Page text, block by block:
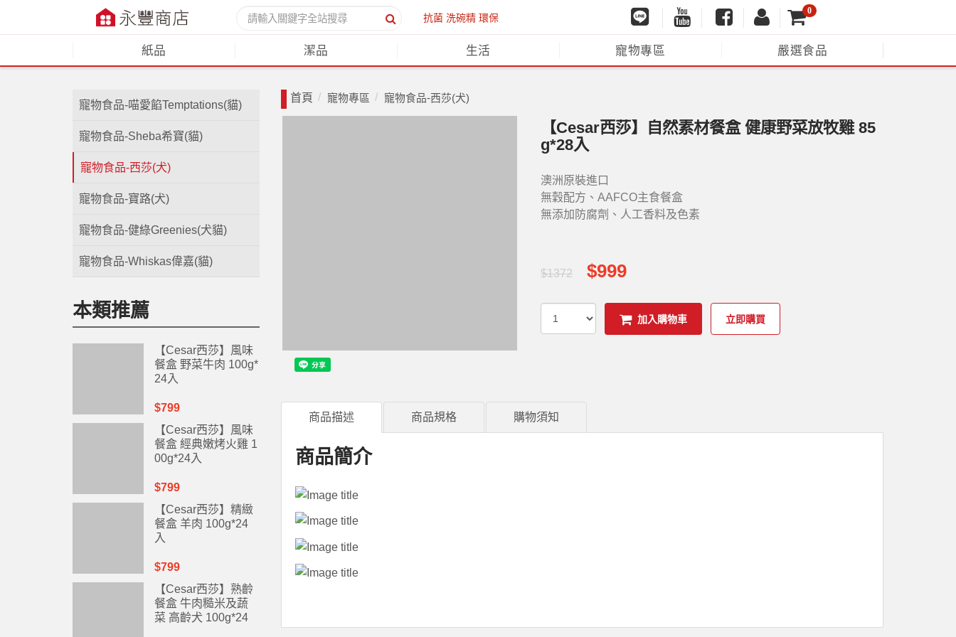
抗菌 洗碗精 環保
0
紙品 潔品 生活 寵物專區 嚴選食品
首頁 寵物專區 寵物食品-西莎(犬)
【Cesar西莎】自然素材餐盒 健康野菜放牧雞 85
g*28入
澳洲原裝進口
無穀配方、AAFCO主食餐盒
無添加防腐劑、人工香料及色素
$1372 $999
加入購物車 立即購買
商品描述 商品規格 購物須知
商品簡介
寵物食品-喵愛餡Temptations(貓)
寵物食品-Sheba希寶(貓)
寵物食品-西莎(犬)
寵物食品-寶路(犬)
寵物食品-健綠Greenies(犬貓)
寵物食品-Whiskas偉嘉(貓)
本類推薦
【Cesar西莎】風味
餐盒 野菜牛肉 100g*
24入
$799
【Cesar西莎】風味
餐盒 經典嫩烤火雞 1
00g*24入
$799
【Cesar西莎】精緻
餐盒 羊肉 100g*24
入
$799
【Cesar西莎】熟齡
餐盒 牛肉糙米及蔬
菜 高齡犬 100g*24